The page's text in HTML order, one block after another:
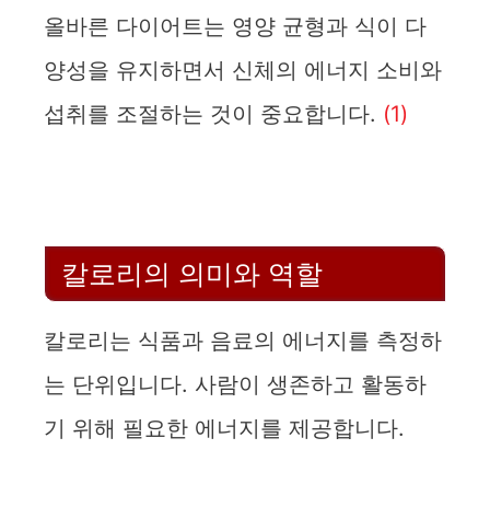
y
V
e
o
올바른 다이어트는 영양 균형과 식이 다
양성을 유지하면서 신체의 에너지 소비와
섭취를 조절하는 것이 중요합니다. (1)
칼로리의 의미와 역할
칼로리는 식품과 음료의 에너지를 측정하
는 단위입니다. 사람이 생존하고 활동하
기 위해 필요한 에너지를 제공합니다.